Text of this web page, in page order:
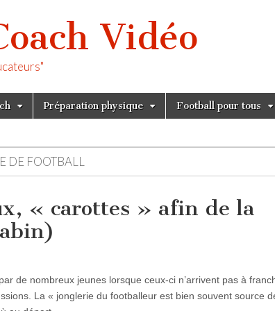
Vidéo
Préparation physique Football pour tous
DE FOOTBALL
« carottes » afin de la
de nombreux jeunes lorsque ceux-ci n’arrivent pas à
La « jonglerie du footballeur est bien souvent source